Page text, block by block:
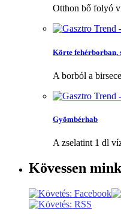
Otthon bő folyó
Körte fehérborban,
A borból a
Gyömbérhab
A zselatint 1 dl
Kövessen